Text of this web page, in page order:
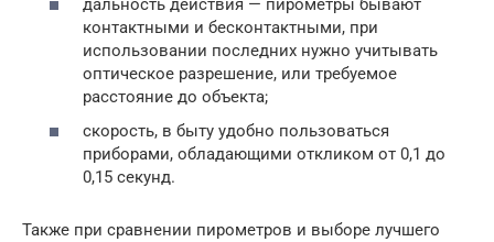
дальность действия — пирометры бывают
контактными и бесконтактными, при
использовании последних нужно учитывать
оптическое разрешение, или требуемое
расстояние до объекта;
скорость, в быту удобно пользоваться
приборами, обладающими откликом от 0,1 до
0,15 секунд.
Также при сравнении пирометров и выборе лучшего